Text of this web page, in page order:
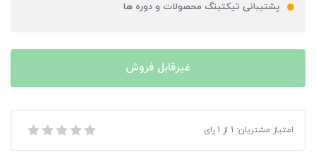
پشتیبانی تیکتینگ محصولات و دوره ها
غیرقابل فروش
بازی Castlevania 2 Lords of Shadow مخصوص XBOX 360
امتیاز مشتریان: 1 از 1 رای